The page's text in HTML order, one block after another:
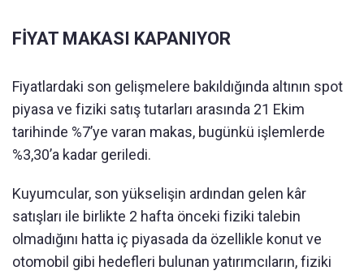
FİYAT MAKASI KAPANIYOR
Fiyatlardaki son gelişmelere bakıldığında altının spot
piyasa ve fiziki satış tutarları arasında 21 Ekim
tarihinde %7’ye varan makas, bugünkü işlemlerde
%3,30’a kadar geriledi.
Kuyumcular, son yükselişin ardından gelen kâr
satışları ile birlikte 2 hafta önceki fiziki talebin
olmadığını hatta iç piyasada da özellikle konut ve
otomobil gibi hedefleri bulunan yatırımcıların, fiziki